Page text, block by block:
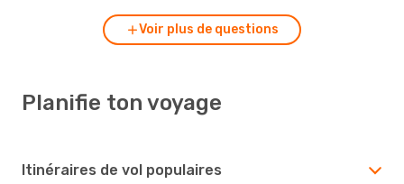
Voir plus de questions
Planifie ton voyage
Itinéraires de vol populaires